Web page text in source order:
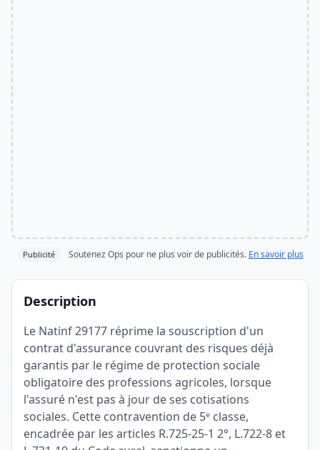
Publicité Soutenez Ops pour ne plus voir de publicités. En savoir plus
Description
Le Natinf 29177 réprime la souscription d'un
contrat d'assurance couvrant des risques déjà
garantis par le régime de protection sociale
obligatoire des professions agricoles, lorsque
l'assuré n'est pas à jour de ses cotisations
sociales. Cette contravention de 5ᵉ classe,
encadrée par les articles R.725-25-1 2°, L.722-8 et